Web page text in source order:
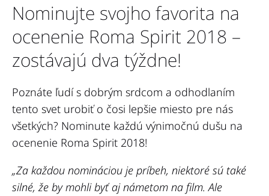
Nominujte svojho favorita na
ocenenie Roma Spirit 2018 –
zostávajú dva týždne!
Poznáte ľudí s dobrým srdcom a odhodlaním
tento svet urobiť o čosi lepšie miesto pre nás
všetkých? Nominute každú výnimočnú dušu na
ocenenie Roma Spirit 2018!
„Za každou nomináciou je príbeh, niektoré sú také
silné, že by mohli byť aj námetom na film. Ale